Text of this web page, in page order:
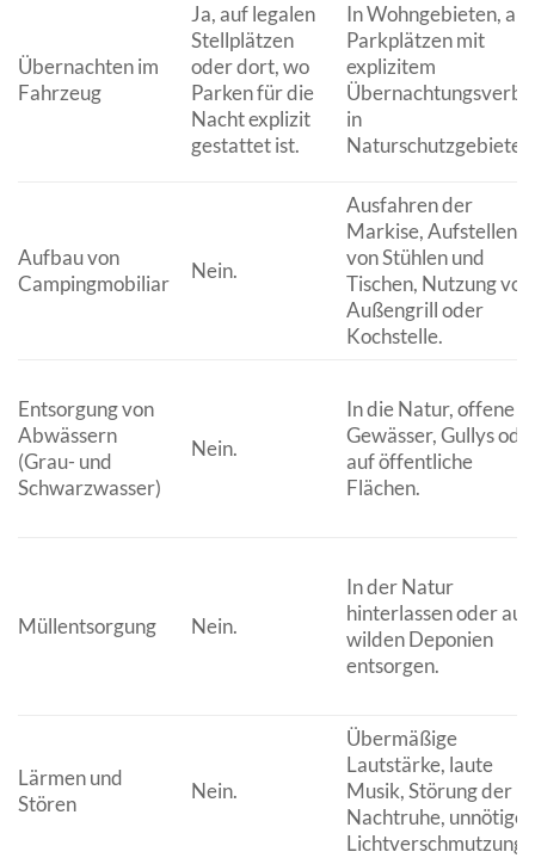
Übernachten im
Fahrzeug
Ja, auf legalen
Stellplätzen
oder dort, wo
Parken für die
Nacht explizit
gestattet ist.
In Wohngebieten, auf
Parkplätzen mit
explizitem
in
Aufbau von
Campingmobiliar
Nein.
Ausfahren der
Markise, Aufstellen
von Stühlen und
Tischen, Nutzung von
Außengrill oder
Kochstelle.
Entsorgung von
Abwässern
(Grau- und
Schwarzwasser)
Nein.
In die Natur, offene
Gewässer, Gullys
auf öffentliche
Flächen.
Müllentsorgung Nein.
In der Natur
hinterlassen oder auf
wilden Deponien
entsorgen.
Lärmen und
Stören
Nein.
Übermäßige
Lautstärke, laute
Musik, Störung der
Nachtruhe, unnötige
Lichtverschmutzung.